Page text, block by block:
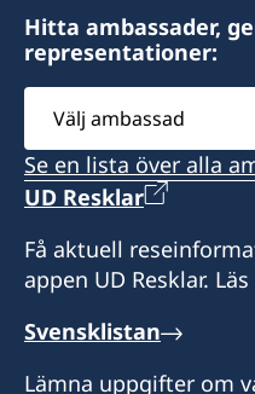
Hitta ambassader,
representationer:
Välj
ambassad
Se en lista över alla
UD Resklar
Få aktuell
appen UD Resklar.
Svensklistan
Lämna uppgifter om